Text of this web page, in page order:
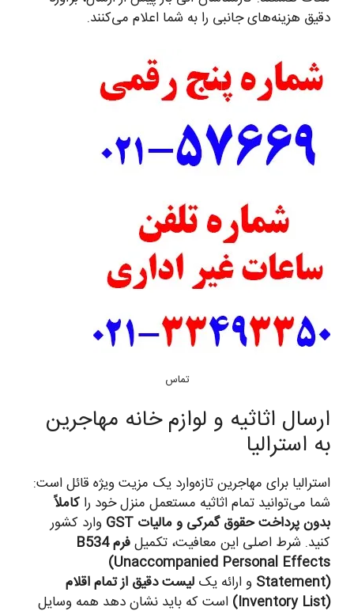
دقیق هزینه‌های جانبی را به شما اعلام می‌کنند.
تماس
ارسال اثاثیه و لوازم خانه مهاجرین
به استرالیا
استرالیا برای مهاجرین تازه‌وارد یک مزیت ویژه قائل است:
شما می‌توانید تمام اثاثیه مستعمل منزل خود را کاملاً
بدون پرداخت حقوق گمرکی و مالیات GST
وارد کشور
کنید. شرط اصلی این معافیت، تکمیل
فرم B534
(Unaccompanied Personal Effects
Statement) و ارائه یک لیست دقیق از تمام اقلام
(Inventory List)
است که باید نشان دهد همه وسایل